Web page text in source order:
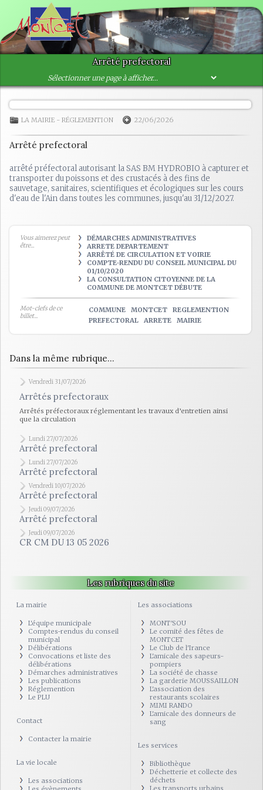
Arrêté prefectoral
LA MAIRIE - RÉGLEMENTION 22/06/2026
Arrêté prefectoral
arrêté préfectoral autorisant la SAS BM HYDROBIO à capturer et
transporter du poissons et des crustacés à des fins de
sauvetage, sanitaires, scientifiques et écologiques sur les cours
d'eau de l'Ain dans toutes les communes, jusqu'au 31/12/2027.
Vous aimerez peut
être...
DÉMARCHES ADMINISTRATIVES
ARRETE DEPARTEMENT
ARRÊTÉ DE CIRCULATION ET VOIRIE
COMPTE-RENDU DU CONSEIL MUNICIPAL DU
01/10/2020
LA CONSULTATION CITOYENNE DE LA
COMMUNE DE MONTCET DÉBUTE
Mot-clefs de ce
billet...
COMMUNE MONTCET
REGLEMENTION
PREFECTORAL
ARRETE MAIRIE
Dans la même rubrique...
Vendredi 31/07/2026
Arrêtés prefectoraux
Arrêtés préfectoraux réglementant les travaux d’entretien ainsi
que la circulation
Lundi 27/07/2026
Arrêté prefectoral
Lundi 27/07/2026
Arrêté prefectoral
Vendredi 10/07/2026
Arrêté prefectoral
Jeudi 09/07/2026
Arrêté prefectoral
Jeudi 09/07/2026
CR CM DU 13 05 2026
Les rubriques du site
La mairie
L'équipe municipale
Comptes-rendus du conseil
municipal
Délibérations
Convocations et liste des
délibérations
Démarches administratives
Les publications
Réglemention
Le PLU
Contact
Contacter la mairie
La vie locale
Les associations
Les associations
MONT'SOU
Le comité des fêtes de
MONTCET
Le Club de l'Irance
L'amicale des sapeurs-
pompiers
La société de chasse
La garderie MOUSSAILLON
L'association des
restaurants scolaires
MIMI RANDO
L'amicale des donneurs de
sang
Les services
Bibliothèque
Déchetterie et collecte des
déchets
Les transports urbains